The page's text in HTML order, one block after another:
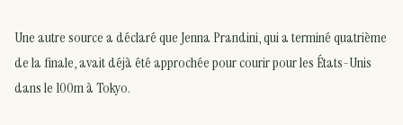
Une autre source a déclaré que Jenna Prandini, qui a terminé quatrième
de la finale, avait déjà été approchée pour courir pour les États-Unis
dans le 100m à Tokyo.